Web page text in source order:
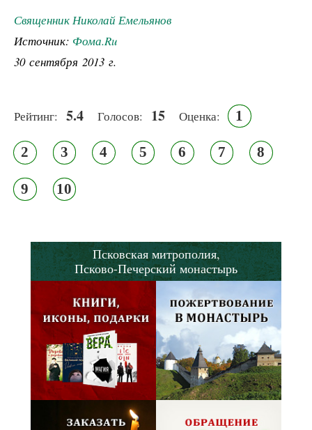
Священник Николай Емельянов
Источник: Фома.Ru
30 сентября 2013 г.
Рейтинг: 5.4 Голосов: 15 Оценка: 1
2 3 4 5 6 7 8
9 10
Псковская митрополия,
Псково-Печерский монастырь